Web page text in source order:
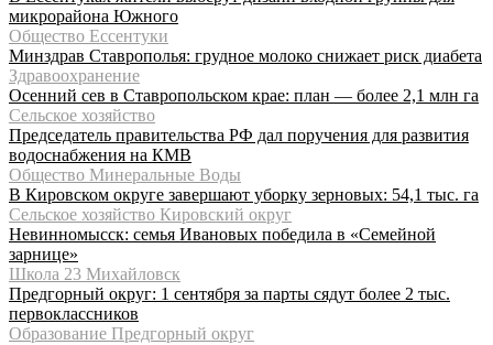
микрорайона Южного
Общество Ессентуки
Минздрав Ставрополья: грудное молоко снижает риск диабета
Здравоохранение
Осенний сев в Ставропольском крае: план — более 2,1 млн га
Сельское хозяйство
Председатель правительства РФ дал поручения для развития
водоснабжения на КМВ
Общество Минеральные Воды
В Кировском округе завершают уборку зерновых: 54,1 тыс. га
Сельское хозяйство Кировский округ
Невинномысск: семья Ивановых победила в «Семейной
зарнице»
Школа 23 Михайловск
Предгорный округ: 1 сентября за парты сядут более 2 тыс.
первоклассников
Образование Предгорный округ